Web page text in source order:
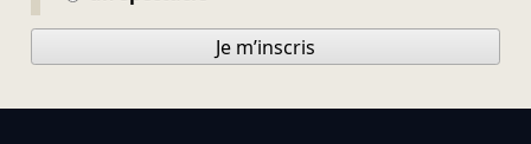
Je m’inscris